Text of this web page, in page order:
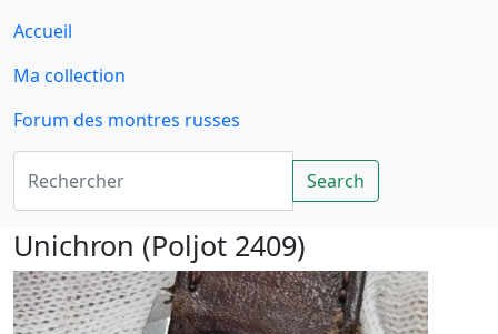
Accueil
Ma collection
Forum des montres russes
Rechercher
Search
Unichron (Poljot 2409)